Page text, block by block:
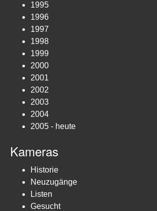
1995
1996
1997
1998
1999
2000
2001
2002
2003
2004
2005 - heute
Kameras
Historie
Neuzugänge
Listen
Gesucht